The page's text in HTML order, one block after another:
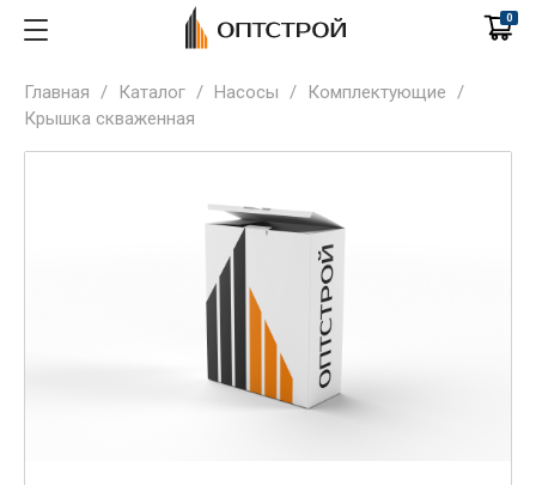
0
Главная / Каталог / Насосы / Комплектующие /
Крышка скваженная